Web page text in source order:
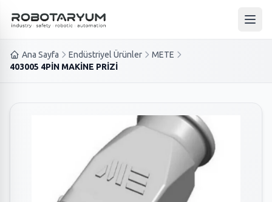
Ana içeriğe geç
Ana
Ana Sayfa Endüstriyel Ürünler
METE
403005 4PİN MAKİNE PRİZİ